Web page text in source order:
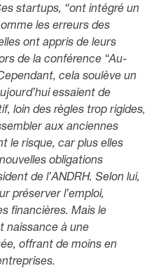
startups, “ont intégré un
les erreurs des
ont appris de leurs
de la conférence “Au-
cela soulève un
essaient de
loin des règles trop rigides,
aux anciennes
le risque, car plus elles
obligations
de l’ANDRH. Selon lui,
préserver l’emploi,
financières. Mais le
naissance à une
offrant de moins en